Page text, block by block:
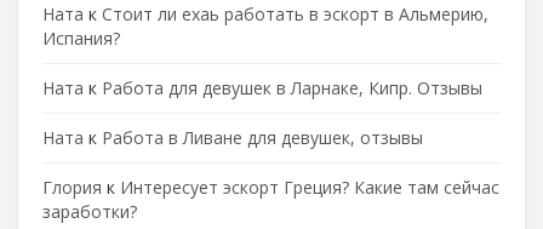
Ната к Стоит ли ехаь работать в эскорт в Альмерию,
Испания?
Ната к Работа для девушек в Ларнаке, Кипр. Отзывы
Ната к Работа в Ливане для девушек, отзывы
Глория к Интересует эскорт Греция? Какие там сейчас
заработки?